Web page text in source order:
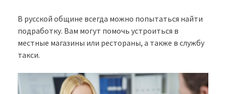
В русской общине всегда можно попытаться найти
подработку. Вам могут помочь устроиться в
местные магазины или рестораны, а также в службу
такси.